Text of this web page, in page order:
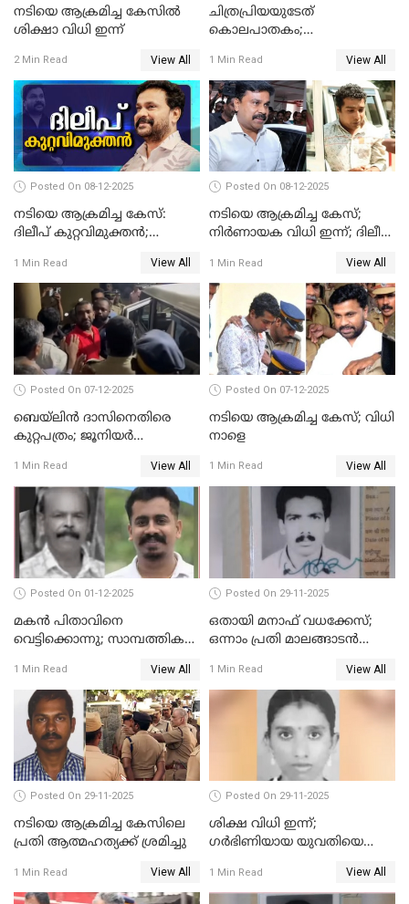
നടിയെ ആക്രമിച്ച കേസിൽ
ശിക്ഷാ വിധി ഇന്ന്
2 Min Read View All
ചിത്രപ്രിയയുടേത്
കൊലപാതകം;
സമ്മതിച്ചെന്ന് പൊലീസ്
1 Min Read View All
Posted On 08-12-2025
നടിയെ ആക്രമിച്ച കേസ്:
ദിലീപ് കുറ്റവിമുക്തന്‍;
പ്രതികള്‍ കുറ്റക്കാര്‍;
ശിക്ഷവിധി 12 ന്
1 Min Read View All
Posted On 08-12-2025
നടിയെ ആക്രമിച്ച കേസ്;
നിർണായക വിധി ഇന്ന്; ദിലീപ്
1 Min Read View All
Posted On 07-12-2025
ബെയ്‌ലിന്‍ ദാസിനെതിരെ
കുറ്റപത്രം; ജൂനിയർ
മർദിച്ച കേസ്
1 Min Read View All
Posted On 07-12-2025
നടിയെ ആക്രമിച്ച കേസ്; വിധി
നാളെ
1 Min Read View All
Posted On 01-12-2025
മകൻ പിതാവിനെ
വെട്ടിക്കൊന്നു; സാമ്പത്തിക
1 Min Read View All
Posted On 29-11-2025
ഒതായി മനാഫ് വധക്കേസ്;
ഒന്നാം പ്രതി മാലങ്ങാടൻ
ഒരു ലക്ഷം രൂപ പിഴ
1 Min Read View All
Posted On 29-11-2025
നടിയെ ആക്രമിച്ച കേസിലെ
പ്രതി ആത്മഹത്യക്ക് ശ്രമിച്ചു
1 Min Read View All
Posted On 29-11-2025
ശിക്ഷ വിധി ഇന്ന്;
ഗർഭിണിയായ യുവതിയെ
കേസ്
1 Min Read View All